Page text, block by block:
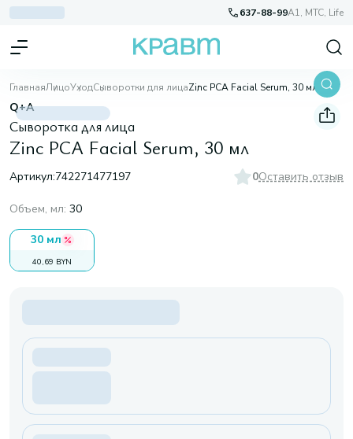
637-88-99A1, МТС, Life
ГлавнаяЛицоУходСыворотки для лицаZinc PCA Facial Serum, 30 мл
Q+A
Сыворотка для лица
Zinc PCA Facial Serum, 30 мл
Артикул:742271477197 0Оставить отзыв
Объем, мл: 30
30 мл
40,69 BYN